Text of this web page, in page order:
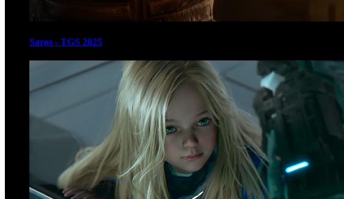
Saros - TGS 2025